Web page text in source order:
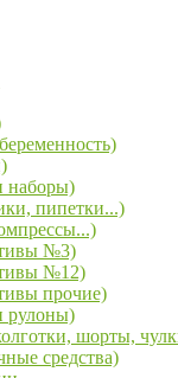
наборы)
пипетки...)
№3)
№12)
прочие)
рулоны)
шорты,
средства)